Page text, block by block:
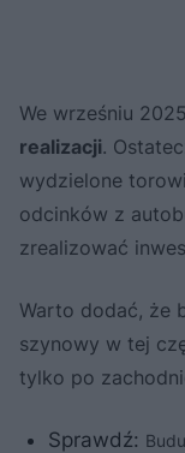
We wrześniu
realizacji.
wydzielone
odcinków z
zrealizować
Warto dodać, że
szynowy w tej
tylko po
Sprawdź: